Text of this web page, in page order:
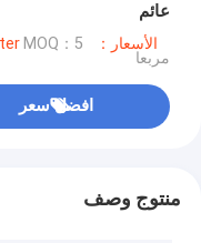
عائم
الأسعار：USD200-USD500 per square meter
مربعا
افضل سعر
منتوج وصف